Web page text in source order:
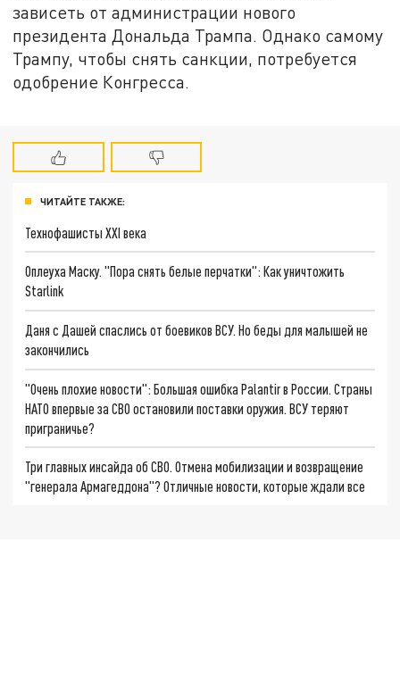
зависеть от администрации нового
президента Дональда Трампа. Однако самому
Трампу, чтобы снять санкции, потребуется
одобрение Конгресса.
ЧИТАЙТЕ ТАКЖЕ:
Технофашисты XXI века
Оплеуха Маску. "Пора снять белые перчатки": Как уничтожить
Starlink
Даня с Дашей спаслись от боевиков ВСУ. Но беды для малышей не
закончились
"Очень плохие новости": Большая ошибка Palantir в России. Страны
НАТО впервые за СВО остановили поставки оружия. ВСУ теряют
приграничье?
Три главных инсайда об СВО. Отмена мобилизации и возвращение
"генерала Армагеддона"? Отличные новости, которые ждали все